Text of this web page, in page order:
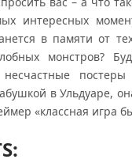
интересных
в памяти от
монстров?
в Ульдуаре,
«классная игра